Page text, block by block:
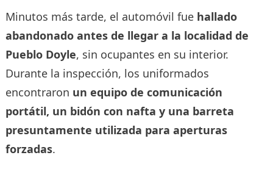
Minutos más tarde, el automóvil fue hallado
abandonado antes de llegar a la localidad de
Pueblo Doyle, sin ocupantes en su interior.
Durante la inspección, los uniformados
encontraron un equipo de comunicación
portátil, un bidón con nafta y una barreta
presuntamente utilizada para aperturas
forzadas.